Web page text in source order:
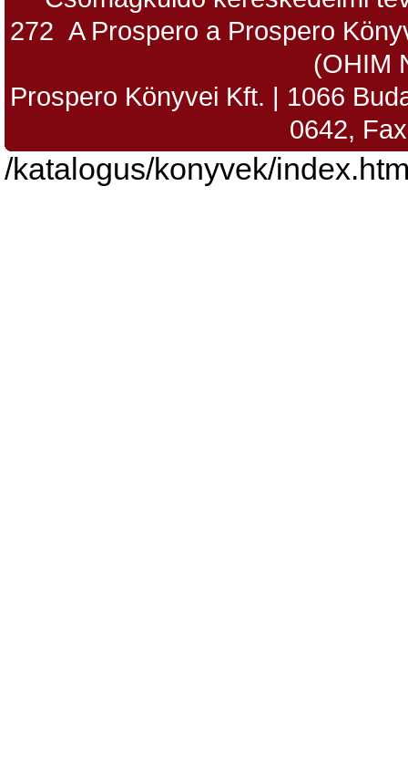
272 A Prospero a Prospero
(OHIM
Prospero Könyvei Kft. | 1066
0642,
/katalogus/konyvek/